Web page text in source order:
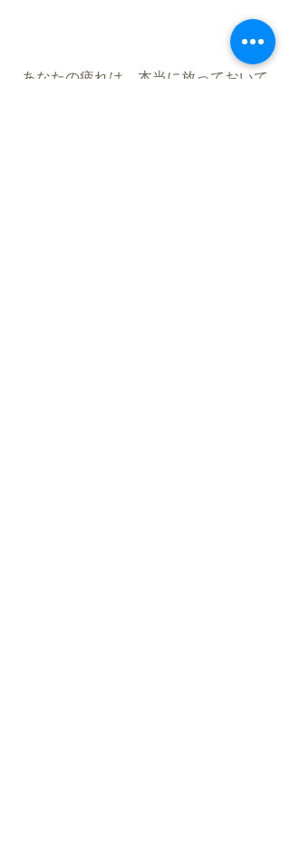
あなたの疲れは、本当に放っておいて